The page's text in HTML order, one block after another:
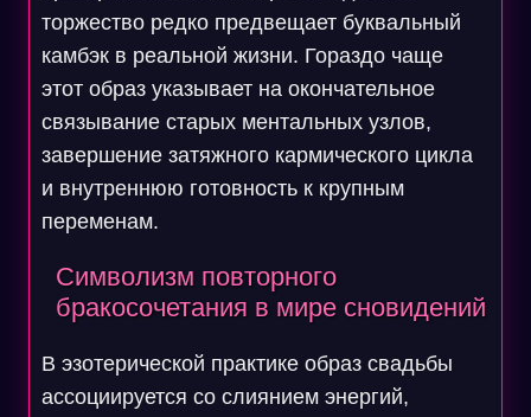
торжество редко предвещает буквальный
камбэк в реальной жизни. Гораздо чаще
этот образ указывает на окончательное
связывание старых ментальных узлов,
завершение затяжного кармического цикла
и внутреннюю готовность к крупным
переменам.
Символизм повторного
бракосочетания в мире сновидений
В эзотерической практике образ свадьбы
ассоциируется со слиянием энергий,